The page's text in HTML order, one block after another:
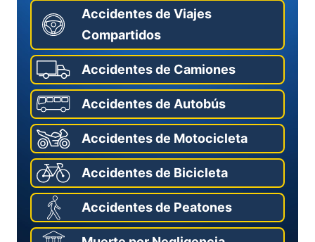
Accidentes de Viajes
Compartidos
Accidentes de Camiones
Accidentes de Autobús
Accidentes de Motocicleta
Accidentes de Bicicleta
Accidentes de Peatones